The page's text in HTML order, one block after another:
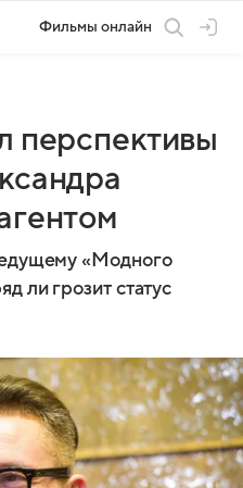
Фильмы онлайн
перспективы
«Модного
ли грозит статус